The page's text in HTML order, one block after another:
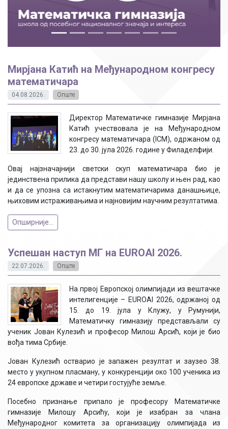
Мирјана Катић на Међународном конгресу
математичара
04.08.2026. Опште
Директор Математичке гимназије Мирјана
Катић учествовала је на Међународном
конгресу математичара (ICM), одржаном од
23. до 30. јула 2026. године у Филаделфији.
Овај најзначајнији светски скуп математичара био је
јединствена прилика да представи нашу школу и њен рад, као
и да се упозна са истакнутим математичарима данашњице,
њиховим истраживањима и најновијим научним резултатима.
Опширније...
Успешан наступ МГ на EUROAI 2026.
22.07.2026. Опште
На првој Европској олимпијади из вештачке
интелигенције – EUROAI 2026, одржаној од
15. до 19. јула у Клужу, у Румунији,
Математичку гимназију представљали су
ученик Јован Кулезић и професор Милош Арсић, који је био
вођа тима Србије.
Јован Кулезић остварио је запажен резултат и заузео 38.
место у укупном пласману, у конкуренцији око 100 ученика из
24 европске државе и четири гостујуће земље.
Посебно признање припало је професору Математичке
гимназије Милошу Арсићу, који је изабран за члана
Међународног комитета за организацију олимпијада из